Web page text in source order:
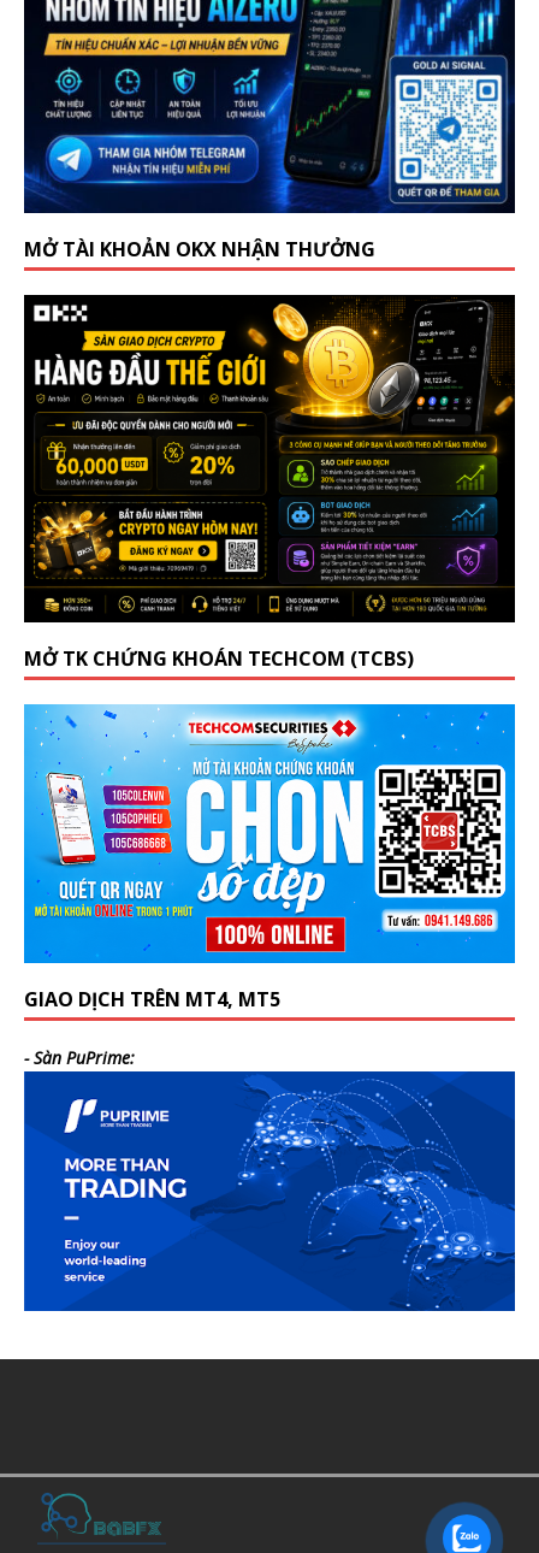
MỞ TÀI KHOẢN OKX NHẬN THƯỞNG
MỞ TK CHỨNG KHOÁN TECHCOM (TCBS)
GIAO DỊCH TRÊN MT4, MT5
- Sàn PuPrime: